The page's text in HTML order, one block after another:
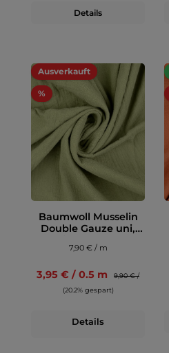
Details
Ausverkauft
%
Baumwoll Musselin
Double Gauze uni,
7,90 € / m
3,95 € / 0.5 m
9,90 € /
(20.2% gespart)
Details